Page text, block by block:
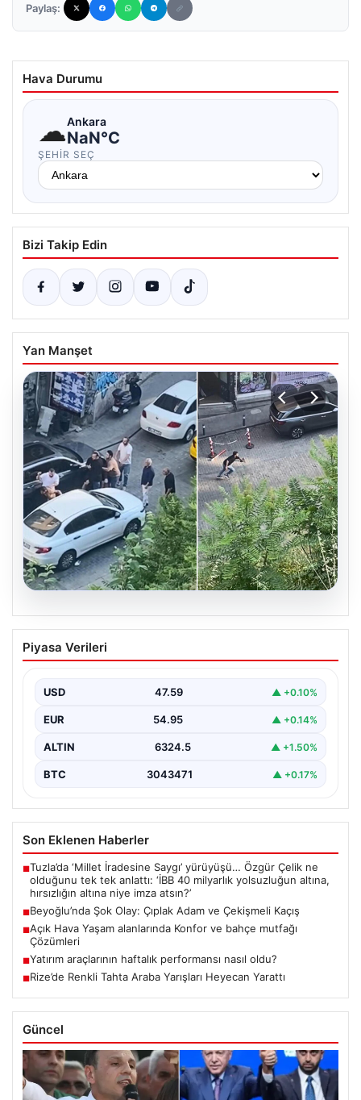
Paylaş:
Hava Durumu
☁Ankara
NaN°C
ŞEHIR SEÇ
Bizi Takip Edin
Yan Manşet
05.08.2026
Beyoğlu’nda Şok Olay: Çıplak Adam ve
Çekişmeli Kaçış
Firuzağa Mahallesi'nde geçtiğimiz gün ilginç ve bir…
Piyasa Verileri
USD 47.59 ▲ +0.10%
EUR 54.95 ▲ +0.14%
ALTIN 6324.5 ▲ +1.50%
BTC 3043471 ▲ +0.17%
Son Eklenen Haberler
■Tuzla’da ‘Millet İradesine Saygı’ yürüyüşü… Özgür Çelik ne
olduğunu tek tek anlattı: ‘İBB 40 milyarlık yolsuzluğun altına,
hırsızlığın altına niye imza atsın?’
■Beyoğlu’nda Şok Olay: Çıplak Adam ve Çekişmeli Kaçış
■Açık Hava Yaşam alanlarında Konfor ve bahçe mutfağı
Çözümleri
■Yatırım araçlarının haftalık performansı nasıl oldu?
■Rize’de Renkli Tahta Araba Yarışları Heyecan Yarattı
Güncel